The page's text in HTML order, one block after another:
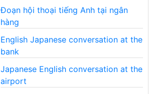
Đoạn hội thoại tiếng Anh tại ngân
hàng
English Japanese conversation at the
bank
Japanese English conversation at the
airport